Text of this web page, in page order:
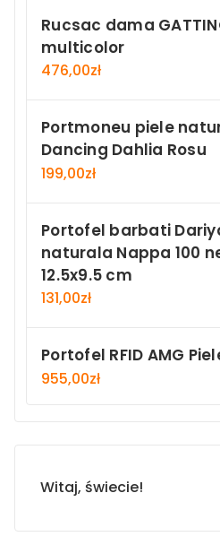
Rucsac dama
multicolor
476,00zł
Portmoneu piele
Dancing Dahlia Rosu
199,00zł
Portofel barbati
naturala Nappa 100
12.5x9.5 cm
131,00zł
Portofel RFID AMG
955,00zł
Witaj, świecie!